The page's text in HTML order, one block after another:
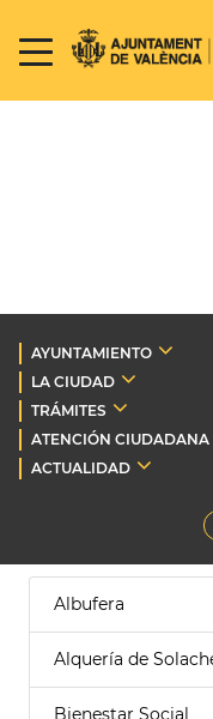
AYUNTAMIENTO
LA CIUDAD
TRÁMITES
ATENCIÓN CIUDADANA
ACTUALIDAD
Albufera
Alquería de
Bienestar Social